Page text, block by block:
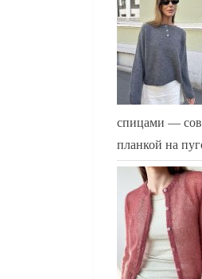
спицами —
планкой на